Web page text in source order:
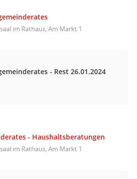
im Rathaus, Am Markt 1
- Rest 26.01.2024
- Haushaltsberatungen
im Rathaus, Am Markt 1